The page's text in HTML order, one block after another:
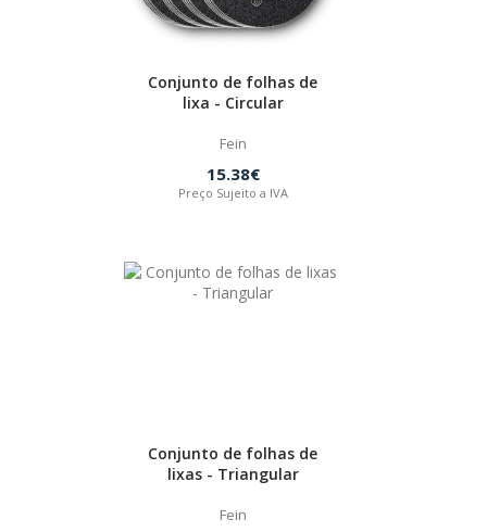
Conjunto de folhas de
lixa - Circular
Fein
15.38€
Preço Sujeito a IVA
Conjunto de folhas de
lixas - Triangular
Fein